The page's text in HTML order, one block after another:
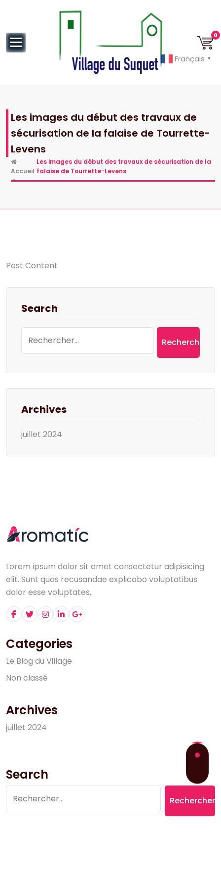
0
Les images du début des travaux de
sécurisation de la falaise de Tourrette-
Levens
Accueil
>
Les images du début des travaux de sécurisation de la
falaise de Tourrette-Levens
Post Content
Search
Archives
juillet 2024
Lorem ipsum dolor sit amet consectetur adipisicing
elit. Sunt quas recusandae explicabo voluptatibus
dolor esse voluptates,.
Categories
Le Blog du Village
Non classé
Archives
juillet 2024
Search
Français ▼